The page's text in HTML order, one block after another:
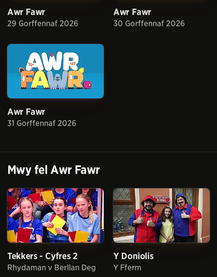
Awr Fawr
29 Gorffennaf 2026
Awr Fawr
30 Gorffennaf 2026
Awr Fawr
31 Gorffennaf 2026
Mwy fel Awr Fawr
Tekkers - Cyfres 2
Rhydaman v Berllan Deg
Y Doniolis
Y Fferm